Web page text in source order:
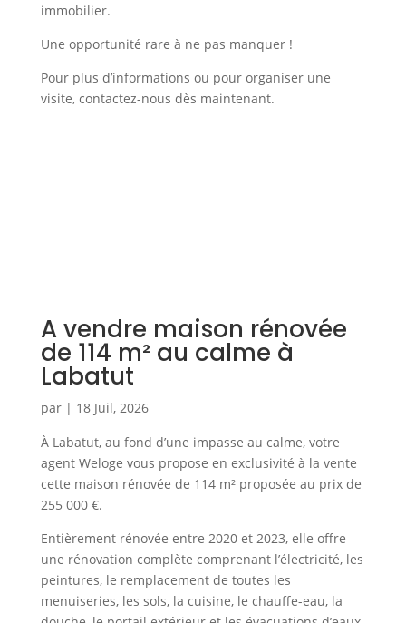
immobilier.
Une opportunité rare à ne pas manquer !
Pour plus d’informations ou pour organiser une
visite, contactez-nous dès maintenant.
A vendre maison rénovée
de 114 m² au calme à
Labatut
par | 18 Juil, 2026
À Labatut, au fond d’une impasse au calme, votre
agent Weloge vous propose en exclusivité à la vente
cette maison rénovée de 114 m² proposée au prix de
255 000 €.
Entièrement rénovée entre 2020 et 2023, elle offre
une rénovation complète comprenant l’électricité, les
peintures, le remplacement de toutes les
menuiseries, les sols, la cuisine, le chauffe-eau, la